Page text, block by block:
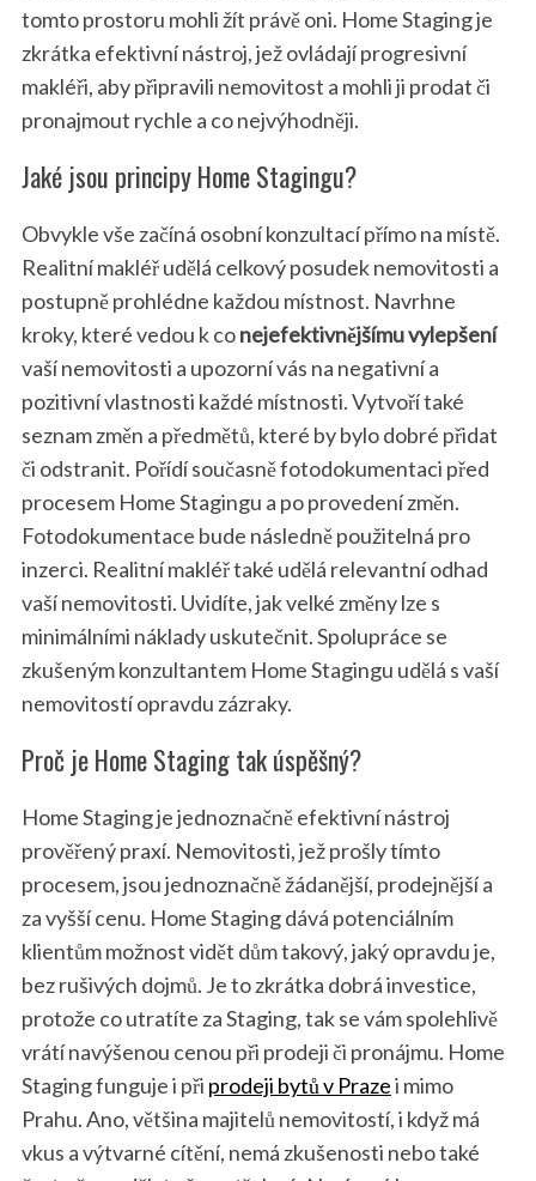
tomto prostoru mohli žít právě oni. Home Staging je
zkrátka efektivní nástroj, jež ovládají progresivní
makléři, aby připravili nemovitost a mohli ji prodat či
pronajmout rychle a co nejvýhodněji.
Jaké jsou principy Home Stagingu?
Obvykle vše začíná osobní konzultací přímo na místě.
Realitní makléř udělá celkový posudek nemovitosti a
postupně prohlédne každou místnost. Navrhne
kroky, které vedou k conejefektivnějšímu vylepšení
vaší nemovitosti a upozorní vás na negativní a
pozitivní vlastnosti každé místnosti. Vytvoří také
seznam změn a předmětů, které by bylo dobré přidat
či odstranit. Pořídí současně fotodokumentaci před
procesem Home Stagingu a po provedení změn.
Fotodokumentace bude následně použitelná pro
inzerci. Realitní makléř také udělá relevantní odhad
vaší nemovitosti. Uvidíte, jak velké změny lze s
minimálními náklady uskutečnit. Spolupráce se
zkušeným konzultantem Home Stagingu udělá s vaší
nemovitostí opravdu zázraky.
Proč je Home Staging tak úspěšný?
Home Staging je jednoznačně efektivní nástroj
prověřený praxí. Nemovitosti, jež prošly tímto
procesem, jsou jednoznačně žádanější, prodejnější a
za vyšší cenu. Home Staging dává potenciálním
klientům možnost vidět dům takový, jaký opravdu je,
bez rušivých dojmů. Je to zkrátka dobrá investice,
protože co utratíte za Staging, tak se vám spolehlivě
vrátí navýšenou cenou při prodeji či pronájmu. Home
Staging funguje i při prodeji bytů v Prazei mimo
Prahu. Ano, většina majitelů nemovitostí, i když má
vkus a výtvarné cítění, nemá zkušenosti nebo také